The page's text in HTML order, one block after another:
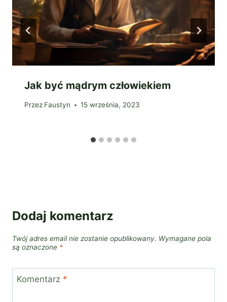
Jak być mądrym człowiekiem
Przez Faustyn 15 września, 2023
Dodaj komentarz
Twój adres email nie zostanie opublikowany. Wymagane pola
są oznaczone *
Komentarz *